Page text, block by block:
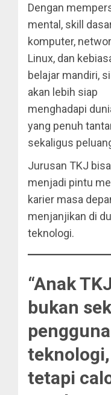
Dengan
mental, skill
komputer,
Linux, dan
belajar mandiri,
akan lebih siap
menghadapi
yang penuh
sekaligus
Jurusan TKJ bisa
menjadi pintu
karier masa
menjanjikan di
teknologi.
“Anak
bukan
pengguna
teknologi,
tetapi